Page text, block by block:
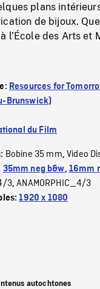
plans
de bijoux.
l’École des Arts et
Resources for
Brunswick)
du Film
Bobine 35 mm,Video
35mm neg b&w, 16mm
3,ANAMORPHIC_4/3
1920 x 1080
autochtones